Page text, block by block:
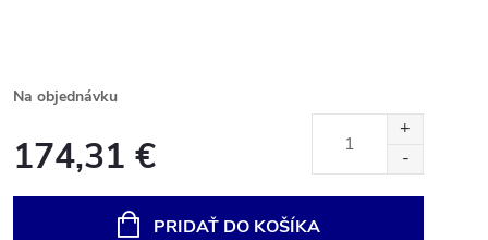
Na objednávku
174,31 €
PRIDAŤ DO KOŠÍKA